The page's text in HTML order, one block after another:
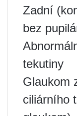
Zadní
bez
tekutiny
Glaukom
ciliárního